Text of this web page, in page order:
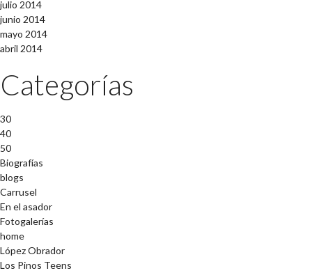
julio 2014
junio 2014
mayo 2014
abril 2014
Categorías
30
40
50
Biografías
blogs
Carrusel
En el asador
Fotogalerías
home
López Obrador
Los Pinos Teens